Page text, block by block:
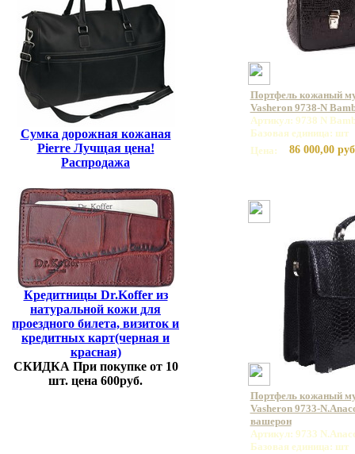
Сумка дорожная кожаная
Pierre Лучщая цена!
Распродажа
Кредитницы Dr.Koffer из
натуральной кожи для
проездного билета, визиток и
кредитных карт(черная и
красная)
СКИДКА При покупке от 10
шт. цена 600руб.
Портфель кожаный
Vasheron 9738-N
Артикул: 9738 N
Базовая единица: шт
Цена:
86 000,00
Портфель кожаный
Vasheron 9733-
вашерон
Артикул: 9733
Базовая единица: шт